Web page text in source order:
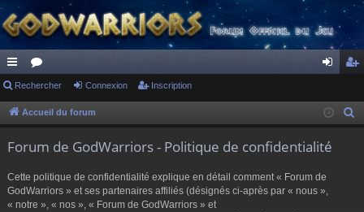
ac
co
s
or
u ne cri
Rechercher Connexion Inscription
Accueil du forum
Forum de GodWarriors - Politique de confidentialité
Cette politique de confidentialité explique en détail comment « Forum de
GodWarriors » et ses partenaires affiliés (désignés ci-après par « nous »,
« notre », « nos », « Forum de GodWarriors » et